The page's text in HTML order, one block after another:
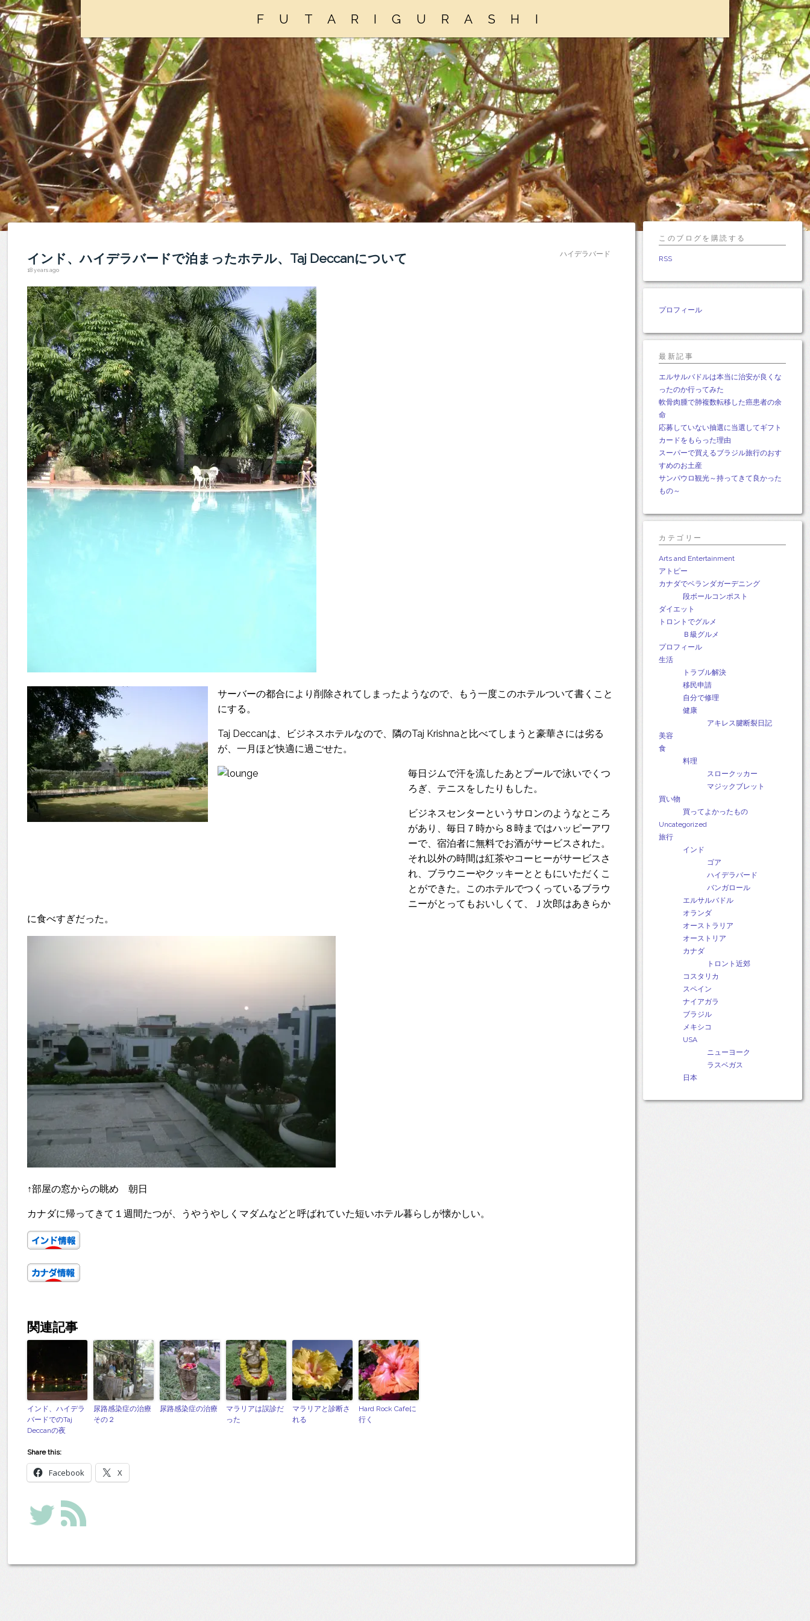
FUTARIGURASHI
このブログを購読する
RSS
プロフィール
最新記事
エルサルバドルは本当に治安が良くな
ったのか行ってみた
軟骨肉腫で肺複数転移した癌患者の余
命
応募していない抽選に当選してギフト
カードをもらった理由
スーパーで買えるブラジル旅行のおす
すめのお土産
サンパウロ観光～持ってきて良かった
もの～
カテゴリー
Arts and Entertainment
アトピー
カナダでベランダガーデニング
段ボールコンポスト
ダイエット
トロントでグルメ
Ｂ級グルメ
プロフィール
生活
トラブル解決
移民申請
自分で修理
健康
アキレス腱断裂日記
美容
食
料理
スロークッカー
マジックブレット
買い物
買ってよかったもの
Uncategorized
旅行
インド
ゴア
ハイデラバード
バンガロール
エルサルバドル
オランダ
オーストラリア
オーストリア
カナダ
トロント近郊
コスタリカ
スペイン
ナイアガラ
ブラジル
メキシコ
USA
ニューヨーク
ラスベガス
日本
ハイデラバード
インド、ハイデラバードで泊まったホテル、Taj Deccanについて
18 years ago
サーバーの都合により削除されてしまったようなので、もう一度このホテルついて書くこと
にする。
Taj Deccanは、ビジネスホテルなので、隣のTaj Krishnaと比べてしまうと豪華さには劣る
が、一月ほど快適に過ごせた。
毎日ジムで汗を流したあとプールで泳いでくつ
ろぎ、テニスをしたりもした。
ビジネスセンターというサロンのようなところ
があり、毎日７時から８時まではハッピーアワ
ーで、宿泊者に無料でお酒がサービスされた。
それ以外の時間は紅茶やコーヒーがサービスさ
れ、ブラウニーやクッキーとともにいただくこ
とができた。このホテルでつくっているブラウ
ニーがとってもおいしくて、Ｊ次郎はあきらか
に食べすぎだった。
↑部屋の窓からの眺め 朝日
カナダに帰ってきて１週間たつが、うやうやしくマダムなどと呼ばれていた短いホテル暮らしが懐かしい。
関連記事
インド、ハイデラ
バードでのTaj
Deccanの夜
尿路感染症の治療
その２
尿路感染症の治療
マラリアは誤診だ
った
マラリアと診断さ
れる
Hard Rock Cafeに
行く
Share this:
Facebook X